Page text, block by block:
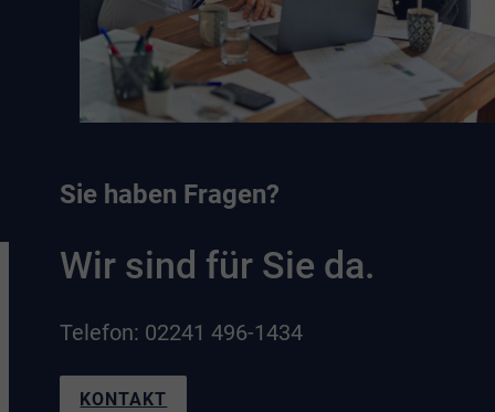
Sie haben Fragen?
Wir sind für Sie da.
Telefon: 02241 496-1434
KONTAKT